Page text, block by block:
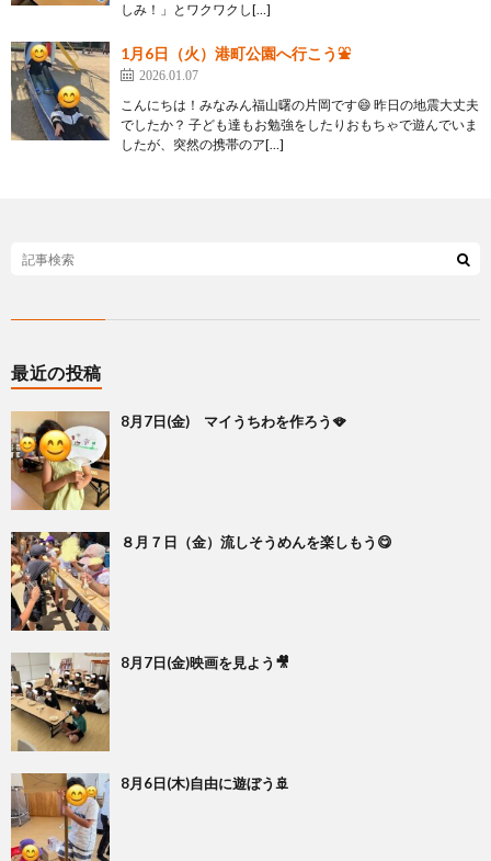
しみ！」とワクワクし[…]
1月6日（火）港町公園へ行こう⛲
2026.01.07
こんにちは！みなみん福山曙の片岡です😄 昨日の地震大丈夫
でしたか？ 子ども達もお勉強をしたりおもちゃで遊んでいま
したが、突然の携帯のア[…]
最近の投稿
8月7日(金) マイうちわを作ろう🪭
８月７日（金）流しそうめんを楽しもう😋
8月7日(金)映画を見よう🎥
8月6日(木)自由に遊ぼう🚢